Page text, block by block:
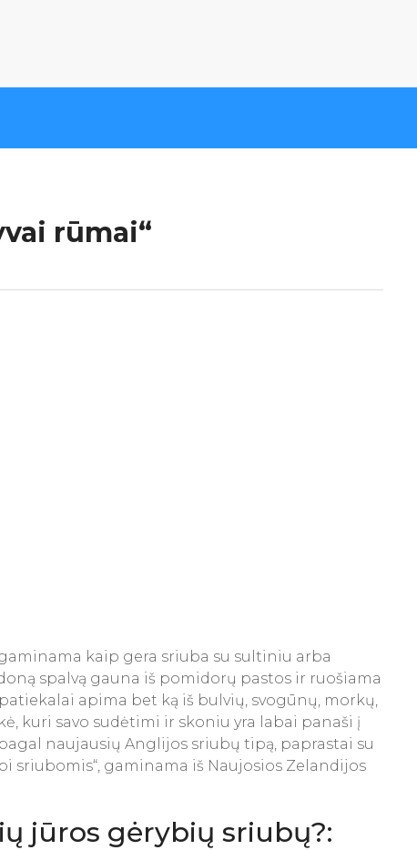
rūmai“
kaip gera sriuba su sultiniu arba
spalvą gauna iš pomidorų pastos ir ruošiama
apima bet ką iš bulvių, svogūnų, morkų,
kuri savo sudėtimi ir skoniu yra labai panaši į
naujausių Anglijos sriubų tipą, paprastai su
sriubomis“, gaminama iš Naujosios Zelandijos
jūros gėrybių sriubų?: